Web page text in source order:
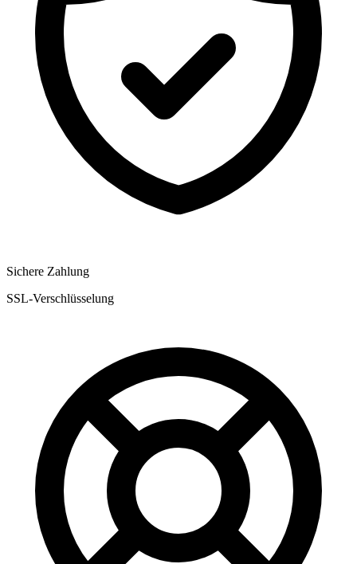
Sichere Zahlung
SSL-Verschlüsselung